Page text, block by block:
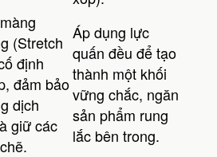
(Stretch
định
đảm bảo
dịch
giữ các
Áp dụng lực
quấn đều để tạo
thành một khối
vững chắc, ngăn
sản phẩm rung
lắc bên trong.